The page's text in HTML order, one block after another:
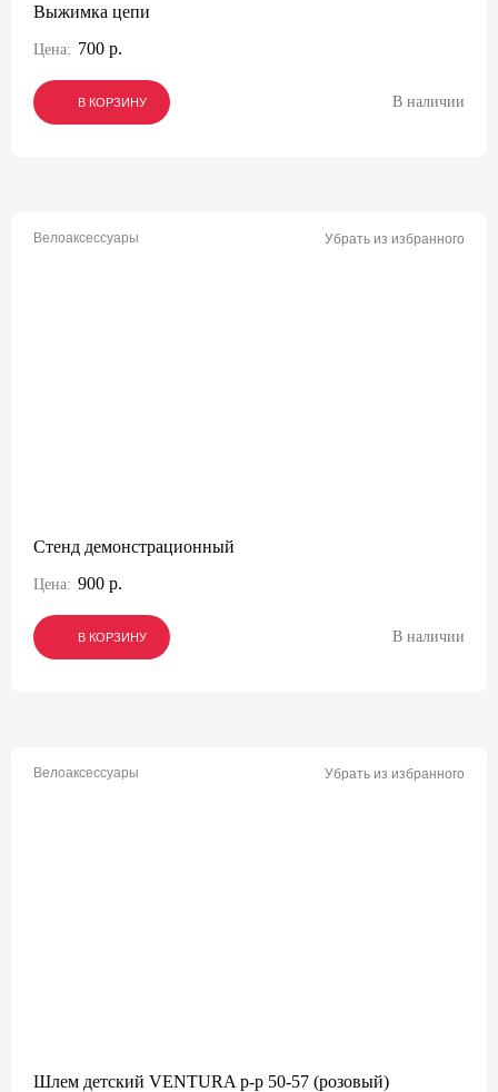
Выжимка цепи
Цена: 700 р.
В КОРЗИНУ
В КОРЗИНУ
В КОРЗИНУ В наличии
Велоаксессуары Убрать из избранного
Стенд демонстрационный
Цена: 900 р.
В КОРЗИНУ
В КОРЗИНУ
В КОРЗИНУ В наличии
Велоаксессуары Убрать из избранного
Шлем детский VENTURA р-р 50-57 (розовый)